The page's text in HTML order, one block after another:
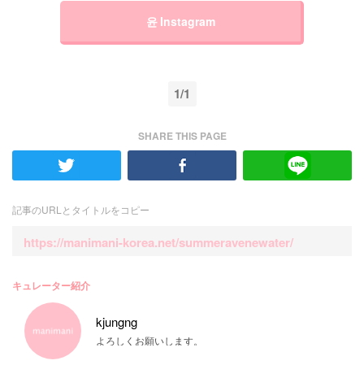
윤 Instagram
1/1
SHARE THIS PAGE
記事のURLとタイトルをコピー
https://manimani-korea.net/summeravenewater/
キュレーター紹介
kjungng
よろしくお願いします。